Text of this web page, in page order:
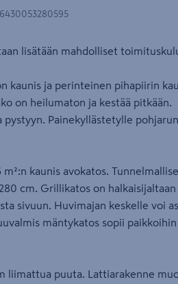
6430053280595
lisätään mahdolliset
kaunis ja perinteinen pihapiirin
on heilumaton ja kestää pitkään.
pystyyn. Painekyllästetylle
kaunis avokatos.
cm. Grillikatos on
sivuun. Huvimajan keskelle voi
mäntykatos sopii paikkoihin
liimattua puuta. Lattiarakenne